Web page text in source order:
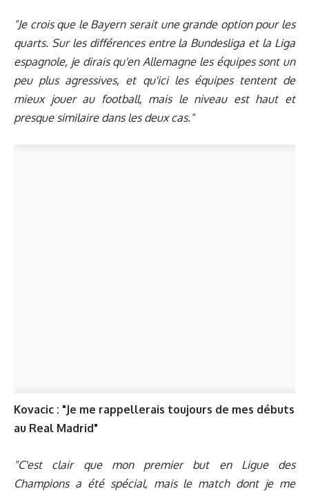
"Je crois que le Bayern serait une grande option pour les
quarts. Sur les différences entre la Bundesliga et la Liga
espagnole, je dirais qu'en Allemagne les équipes sont un
peu plus agressives, et qu'ici les équipes tentent de
mieux jouer au football, mais le niveau est haut et
presque similaire dans les deux cas."
Kovacic : "Je me rappellerais toujours de mes débuts
au Real Madrid"
"C'est clair que mon premier but en Ligue des
Champions a été spécial, mais le match dont je me